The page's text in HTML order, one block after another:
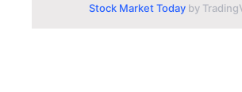
Stock Market Today by